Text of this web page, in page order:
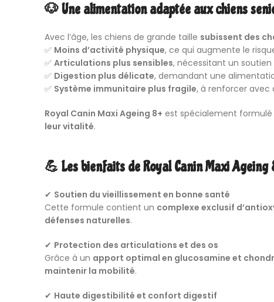
🐶 Une alimentation adaptée aux chiens
Avec l’âge, les chiens de grande taille subissent des
✅ Moins d’activité physique, ce qui augmente le
✅ Articulations plus sensibles, nécessitant un
✅ Digestion plus délicate, demandant une
✅ Système immunitaire plus fragile, à renforcer avec
Royal Canin Maxi Ageing 8+ est spécialement formulé
leur vitalité.
💪 Les bienfaits de Royal Canin Maxi Ageing
✔ Soutien du vieillissement en bonne santé
Cette formule contient un complexe exclusif
défenses naturelles.
✔ Protection des articulations et des os
Grâce à un apport optimal en glucosamine et
maintenir la mobilité.
✔ Haute digestibilité et confort digestif